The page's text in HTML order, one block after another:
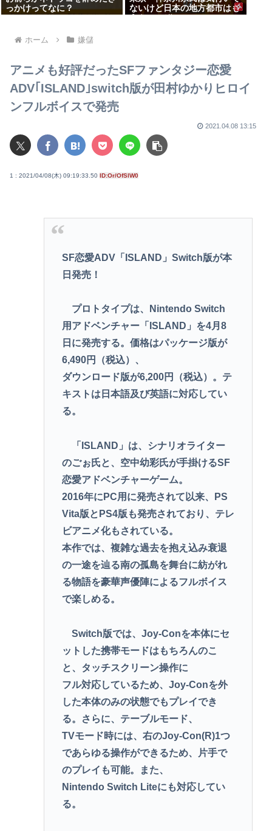
っかけってなに？
ないけど日本の地方都市はも
うやべーぞ
ホーム 嫌儲
アニメも好評だったSFファンタジー恋愛
ADV｢ISLAND｣switch版が田村ゆかりヒロイ
ンフルボイスで発売
2021.04.08 13:15
1 : 2021/04/08(木) 09:19:33.50 ID:Or/OfSlW0
SF恋愛ADV「ISLAND」Switch版が本
日発売！
プロトタイプは、Nintendo Switch
用アドベンチャー「ISLAND」を4月8
日に発売する。価格はパッケージ版が
6,490円（税込）、
ダウンロード版が6,200円（税込）。テ
キストは日本語及び英語に対応してい
る。
「ISLAND」は、シナリオライター
のごぉ氏と、空中幼彩氏が手掛けるSF
恋愛アドベンチャーゲーム。
2016年にPC用に発売されて以来、PS
Vita版とPS4版も発売されており、テレ
ビアニメ化もされている。
本作では、複雑な過去を抱え込み衰退
の一途を辿る南の孤島を舞台に紡がれ
る物語を豪華声優陣によるフルボイス
で楽しめる。
Switch版では、Joy-Conを本体にセ
ットした携帯モードはもちろんのこ
と、タッチスクリーン操作に
フル対応しているため、Joy-Conを外
した本体のみの状態でもプレイでき
る。さらに、テーブルモード、
TVモード時には、右のJoy-Con(R)1つ
であらゆる操作ができるため、片手で
のプレイも可能。また、
Nintendo Switch Liteにも対応してい
る。